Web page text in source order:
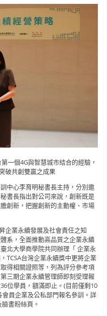
一個4G與智慧城市結合的經驗，
破共創雙贏之成果
中心李育明秘書長主持，分別邀
書長指出對公司來說，創新既是
創新，把握創新的主動權、市場
企業永續發展及社會責任之知
系，全面推動高品質之企業永續
北大學商學院共同辦理「 企業永
TCSA台灣企業永續獎中更將企業
得相關證照等，列為評分參考項
三期企業永續管理師即刻受理報
位學員，額滿即止。(目前僅剩10
員企業及公私部門報名參訓。詳
書粉絲頁。